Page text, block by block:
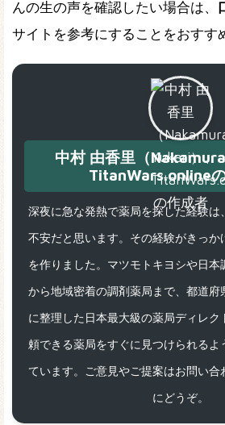
んの生の声を確認したい場合は、
サイトを参考にすることをおすす
中村 由香里（Nakamura
TitanWars.online
深夜に急な発熱で薬局を探した経験は
不安だと思います。その経験がきっ
を作りました。マツモトキヨシや日本
から地域密着の調剤薬局まで、都道府
に整理した日本最大級の薬局ディレ
頼できる薬局をすぐに見つけられるよ
ています。ご意見やご提案はお問い
にどうぞ。